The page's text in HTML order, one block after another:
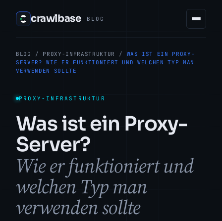
crawlbase BLOG
BLOG / PROXY-INFRASTRUKTUR /
WAS IST EIN PROXY-
SERVER? WIE ER FUNKTIONIERT UND WELCHEN TYP MAN
VERWENDEN SOLLTE
PROXY-INFRASTRUKTUR
Was ist ein Proxy-
Server?
Wie er funktioniert und
welchen Typ man
verwenden sollte